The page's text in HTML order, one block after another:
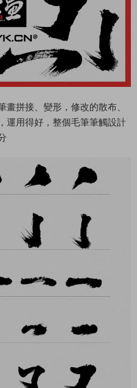
拼接、變形，修改的散布、
運用得好，整個毛筆筆觸設計